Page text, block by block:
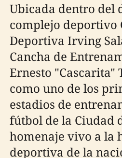
Ubicada dentro del
complejo deportivo
Deportiva Irving
Cancha de
Ernesto "Cascarita"
como uno de los
estadios de
fútbol de la Ciudad
homenaje vivo a la
deportiva de la